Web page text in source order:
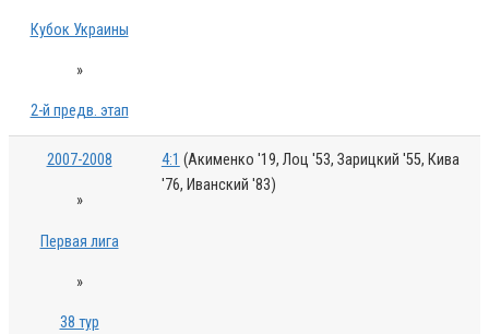
Кубок Украины
»
2-й предв. этап
2007-2008
»
Первая лига
»
38 тур
4:1 (Акименко '19, Лоц '53, Зарицкий '55, Кива
'76, Иванский '83)